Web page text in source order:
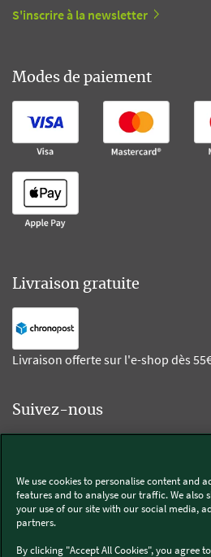
S'inscrire à la newsletter
Modes de paiement
Livraison gratuite
Livraison offerte sur l'e-shop dès
Suivez-nous
Thermomix®
We use cookies to personalise content and
features and to analyse our traffic. We also
your use of our site with our social media,
partners.
By clicking "Accept All Cookies", you agree